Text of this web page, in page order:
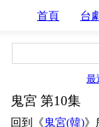
首頁 台
最
鬼宮 第10集
回到《鬼宮(韓)》